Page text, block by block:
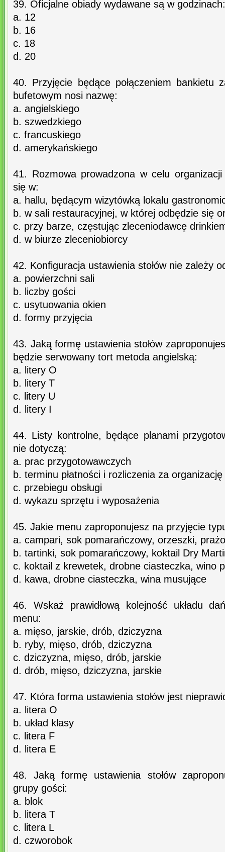
39. Oficjalne obiady wydawane są w godzinach:
a. 12
b. 16
c. 18
d. 20
40. Przyjęcie będące połączeniem bankietu
bufetowym nosi nazwę:
a. angielskiego
b. szwedzkiego
c. francuskiego
d. amerykańskiego
41. Rozmowa prowadzona w celu
się w:
a. hallu, będącym wizytówką lokalu
b. w sali restauracyjnej, w której odbędzie się
c. przy barze, częstując zleceniodawcę
d. w biurze zleceniobiorcy
42. Konfiguracja ustawienia stołów nie zależy
a. powierzchni sali
b. liczby gości
c. usytuowania okien
d. formy przyjęcia
43. Jaką formę ustawienia stołów
będzie serwowany tort metoda angielską:
a. litery O
b. litery T
c. litery U
d. litery I
44. Listy kontrolne, będące planami
nie dotyczą:
a. prac przygotowawczych
b. terminu płatności i rozliczenia za
c. przebiegu obsługi
d. wykazu sprzętu i wyposażenia
45. Jakie menu zaproponujesz na przyjęcie
a. campari, sok pomarańczowy, orzeszki,
b. tartinki, sok pomarańczowy, koktail Dry
c. koktail z krewetek, drobne ciasteczka, wino
d. kawa, drobne ciasteczka, wina musujące
46. Wskaż prawidłową kolejność układu
menu:
a. mięso, jarskie, drób, dziczyzna
b. ryby, mięso, drób, dziczyzna
c. dziczyzna, mięso, drób, jarskie
d. drób, mięso, dziczyzna, jarskie
47. Która forma ustawienia stołów jest
a. litera O
b. układ klasy
c. litera F
d. litera E
48. Jaką formę ustawienia stołów
grupy gości:
a. blok
b. litera T
c. litera L
d. czworobok